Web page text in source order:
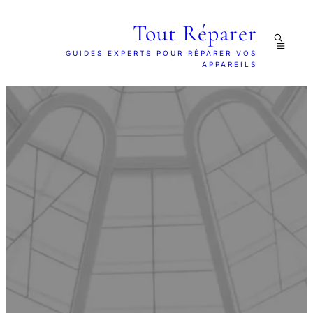
Tout Réparer
GUIDES EXPERTS POUR RÉPARER VOS
APPAREILS